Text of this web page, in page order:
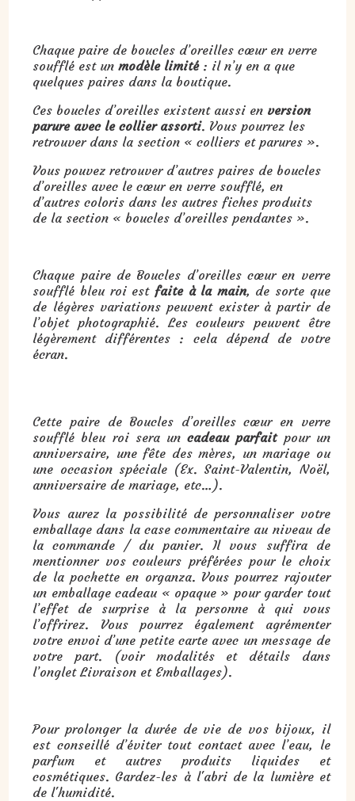
Chaque paire de boucles d’oreilles cœur en verre
soufflé est unmodèle limité: il n’y en a que
quelques paires dans la boutique.
Ces boucles d’oreilles existent aussi en version
parure avec le collier assorti. Vous pourrez les
retrouver dans la section « colliers et parures ».
Vous pouvez retrouver d’autres paires de boucles
d’oreilles avec le cœur en verre soufflé, en
d’autres coloris dans les autres fiches produits
de la section « boucles d’oreilles pendantes ».
Chaque paire de Boucles d’oreilles cœur en verre
soufflé bleu roi est faite à la main, de sorte que
de légères variations peuvent exister à partir de
l’objet photographié. Les couleurs peuvent être
légèrement différentes : cela dépend de votre
écran.
Cette paire de Boucles d’oreilles cœur en verre
soufflé bleu roi sera un cadeau parfaitpour un
anniversaire, une fête des mères, un mariage ou
une occasion spéciale (Ex. Saint-Valentin, Noël,
anniversaire de mariage, etc…).
Vous aurez la possibilité de personnaliser votre
emballage dans la case commentaire au niveau de
la commande / du panier. Il vous suffira de
mentionner vos couleurs préférées pour le choix
de la pochette en organza. Vous pourrez rajouter
un emballage cadeau « opaque » pour garder tout
l’effet de surprise à la personne à qui vous
l’offrirez. Vous pourrez également agrémenter
votre envoi d’une petite carte avec un message de
votre part. (voir modalités et détails dans
l’onglet Livraison et Emballages).
Pour prolonger la durée de vie de vos bijoux, il
est conseillé d’éviter tout contact avec l’eau, le
parfum et autres produits liquides et
cosmétiques. Gardez-les à l'abri de la lumière et
de l'humidité.